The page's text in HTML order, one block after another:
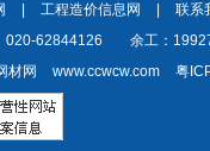
工程造价信息网
联系
020-62844126
余工：
材网 www.ccwcw.com 粤